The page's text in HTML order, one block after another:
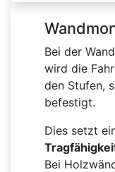
Bei der
wird die
den Stufen,
befestigt.
Dies setzt
Bei